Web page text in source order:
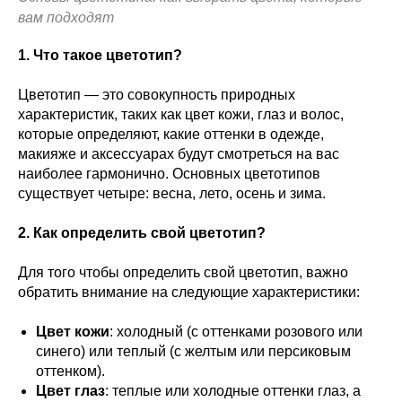
вам подходят
1. Что такое цветотип?
Цветотип — это совокупность природных
характеристик, таких как цвет кожи, глаз и волос,
которые определяют, какие оттенки в одежде,
макияже и аксессуарах будут смотреться на вас
наиболее гармонично. Основных цветотипов
существует четыре: весна, лето, осень и зима.
2. Как определить свой цветотип?
Для того чтобы определить свой цветотип, важно
обратить внимание на следующие характеристики:
Цвет кожи: холодный (с оттенками розового или
синего) или теплый (с желтым или персиковым
оттенком).
Цвет глаз: теплые или холодные оттенки глаз, а